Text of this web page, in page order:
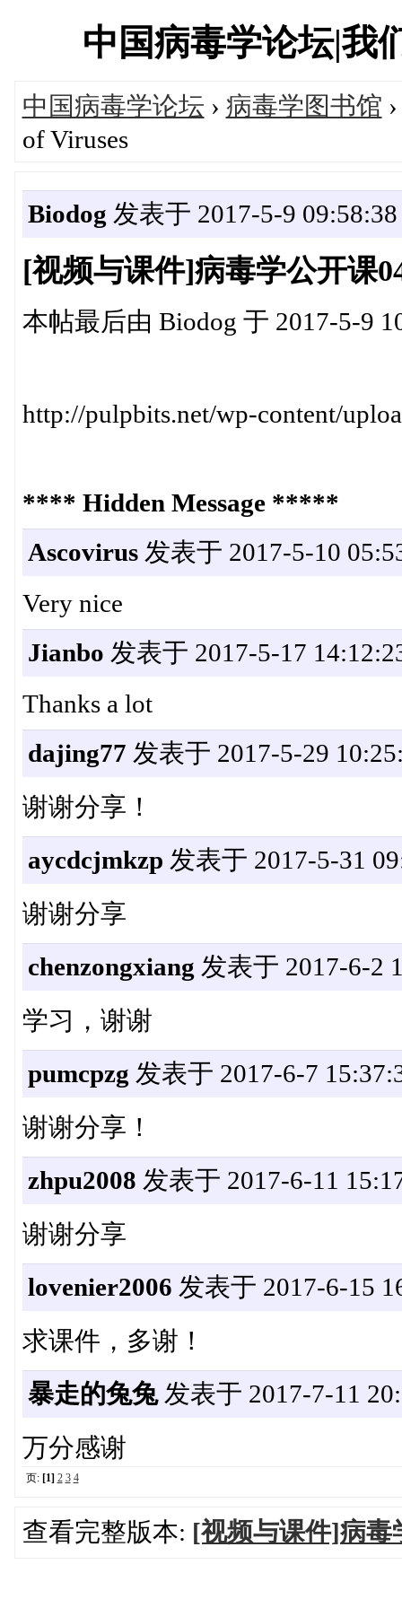
中国病毒学论坛|我
中国病毒学论坛 › 病毒学图书馆
of Viruses
Biodog 发表于 2017-5-9 09:58:38
[视频与课件]病毒学公开课
本帖最后由 Biodog 于 2017-5-9
http://pulpbits.net/wp-content/
**** Hidden Message *****
Ascovirus发表于 2017-5-10
Very nice
Jianbo 发表于 2017-5-17
Thanks a lot
dajing77 发表于 2017-5-29
谢谢分享！
aycdcjmkzp 发表于 2017-5-31
谢谢分享
chenzongxiang 发表于 2017-6-2
学习，谢谢
pumcpzg 发表于 2017-6-7
谢谢分享！
zhpu2008 发表于 2017-6-11
谢谢分享
lovenier2006 发表于 2017-6-15
求课件，多谢！
暴走的兔兔发表于 2017-7-11
万分感谢
页: [1] 2 3 4
查看完整版本: [视频与课件]病毒